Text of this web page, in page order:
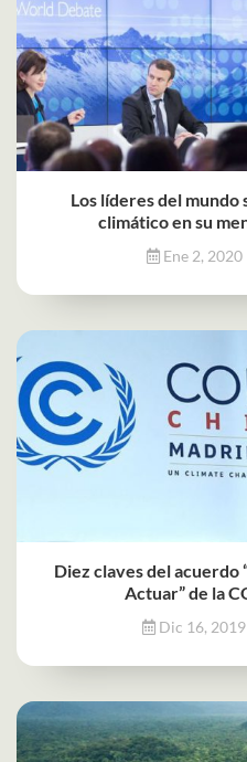
Los líderes del mundo
climático en su
Ene 2, 2020
Diez claves del acuerdo
Actuar” de la
Dic 16, 2019